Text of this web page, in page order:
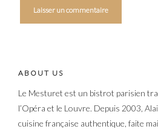
ABOUT US
Le Mesturet est un bistrot parisien
l’Opéra et le Louvre. Depuis 2003,
cuisine française authentique, faite